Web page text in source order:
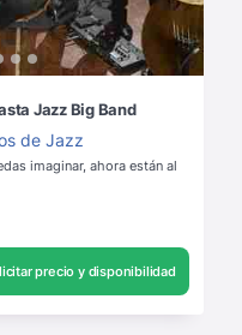
Jazz Big Band
de Jazz
imaginar, ahora están al
precio y disponibilidad